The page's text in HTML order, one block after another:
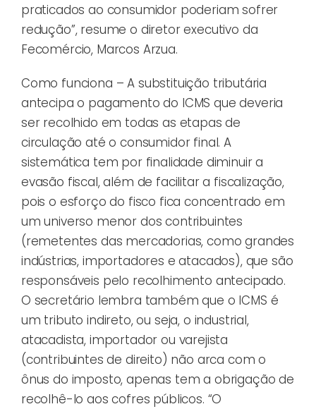
praticados ao consumidor poderiam sofrer
redução”, resume o diretor executivo da
Fecomércio, Marcos Arzua.
Como funciona – A substituição tributária
antecipa o pagamento do ICMS que deveria
ser recolhido em todas as etapas de
circulação até o consumidor final. A
sistemática tem por finalidade diminuir a
evasão fiscal, além de facilitar a fiscalização,
pois o esforço do fisco fica concentrado em
um universo menor dos contribuintes
(remetentes das mercadorias, como grandes
indústrias, importadores e atacados), que são
responsáveis pelo recolhimento antecipado.
O secretário lembra também que o ICMS é
um tributo indireto, ou seja, o industrial,
atacadista, importador ou varejista
(contribuintes de direito) não arca com o
ônus do imposto, apenas tem a obrigação de
recolhê-lo aos cofres públicos. “O